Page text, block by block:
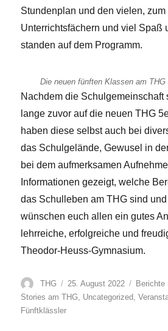
Stundenplan und den vielen, zum
Unterrichtsfächern und viel Spaß
standen auf dem Programm.
Die neuen fünften Klassen am THG
Nachdem die Schulgemeinschaft
lange zuvor auf die neuen THG
haben diese selbst auch bei
das Schulgelände, Gewusel in
bei dem aufmerksamen
Informationen gezeigt, welche
das Schulleben am THG sind
wünschen euch allen ein gutes
lehrreiche, erfolgreiche und
Theodor-Heuss-Gymnasium.
Autor
THG
Veröffentlicht
am
25. August 2022 Berichte
Stories am THG, Uncategorized,
Fünftklässler